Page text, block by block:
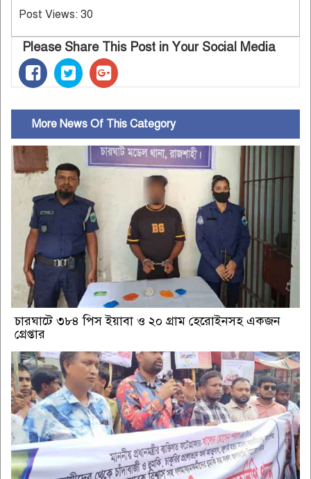
Post Views: 30
Please Share This Post in Your Social Media
More News Of This Category
চারঘাটে ৩৮৪ পিস ইয়াবা ও ২০ গ্রাম হেরোইনসহ একজন
গ্রেপ্তার